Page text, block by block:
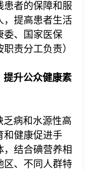
患者的保障和服
，提高患者生活
委、国家医保
责分工负责）
提升公众健康素
病和水源性高
和健康促进手
，结合碘营养相
区、不同人群特